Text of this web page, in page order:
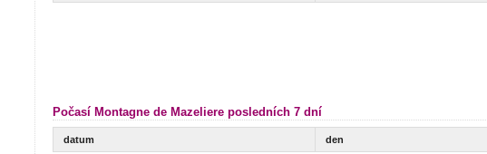
Počasí Montagne de Mazeliere posledních 7 dní
datum den